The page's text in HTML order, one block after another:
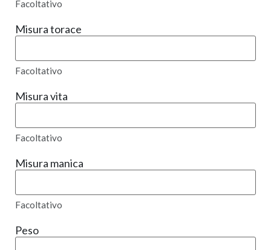
Facoltativo
Misura torace
Facoltativo
Misura vita
Facoltativo
Misura manica
Facoltativo
Peso